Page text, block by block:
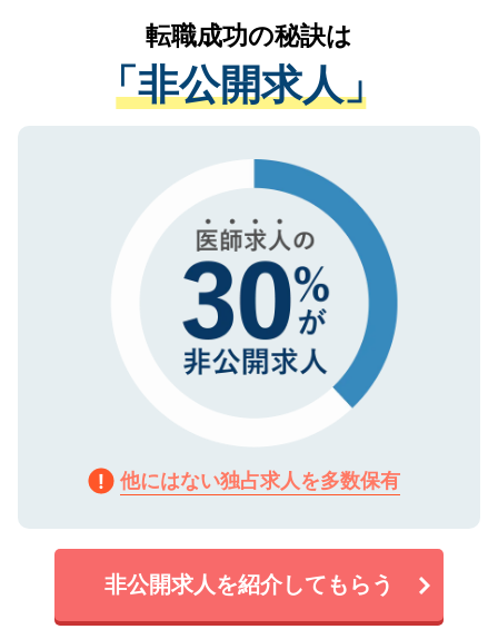
は、個人情報の取り扱いについての厳密な
管理基準を満たした事業者のみに付与され
る、プライバシーマークを取得済みです。
で、機密保持に関してもご安心ください。
かがいして、現在の医療機関の状況や紹介
経験をまじえながら、適切なアドバイスを
させていただきます。すぐにご転職をされ
ない方には、長期的なサポートが可能です
ので、まずはご登録ください。
転職成功の秘訣は
「非公開求人」
他にはない独占求人を多数保有
非公開求人を紹介してもらう